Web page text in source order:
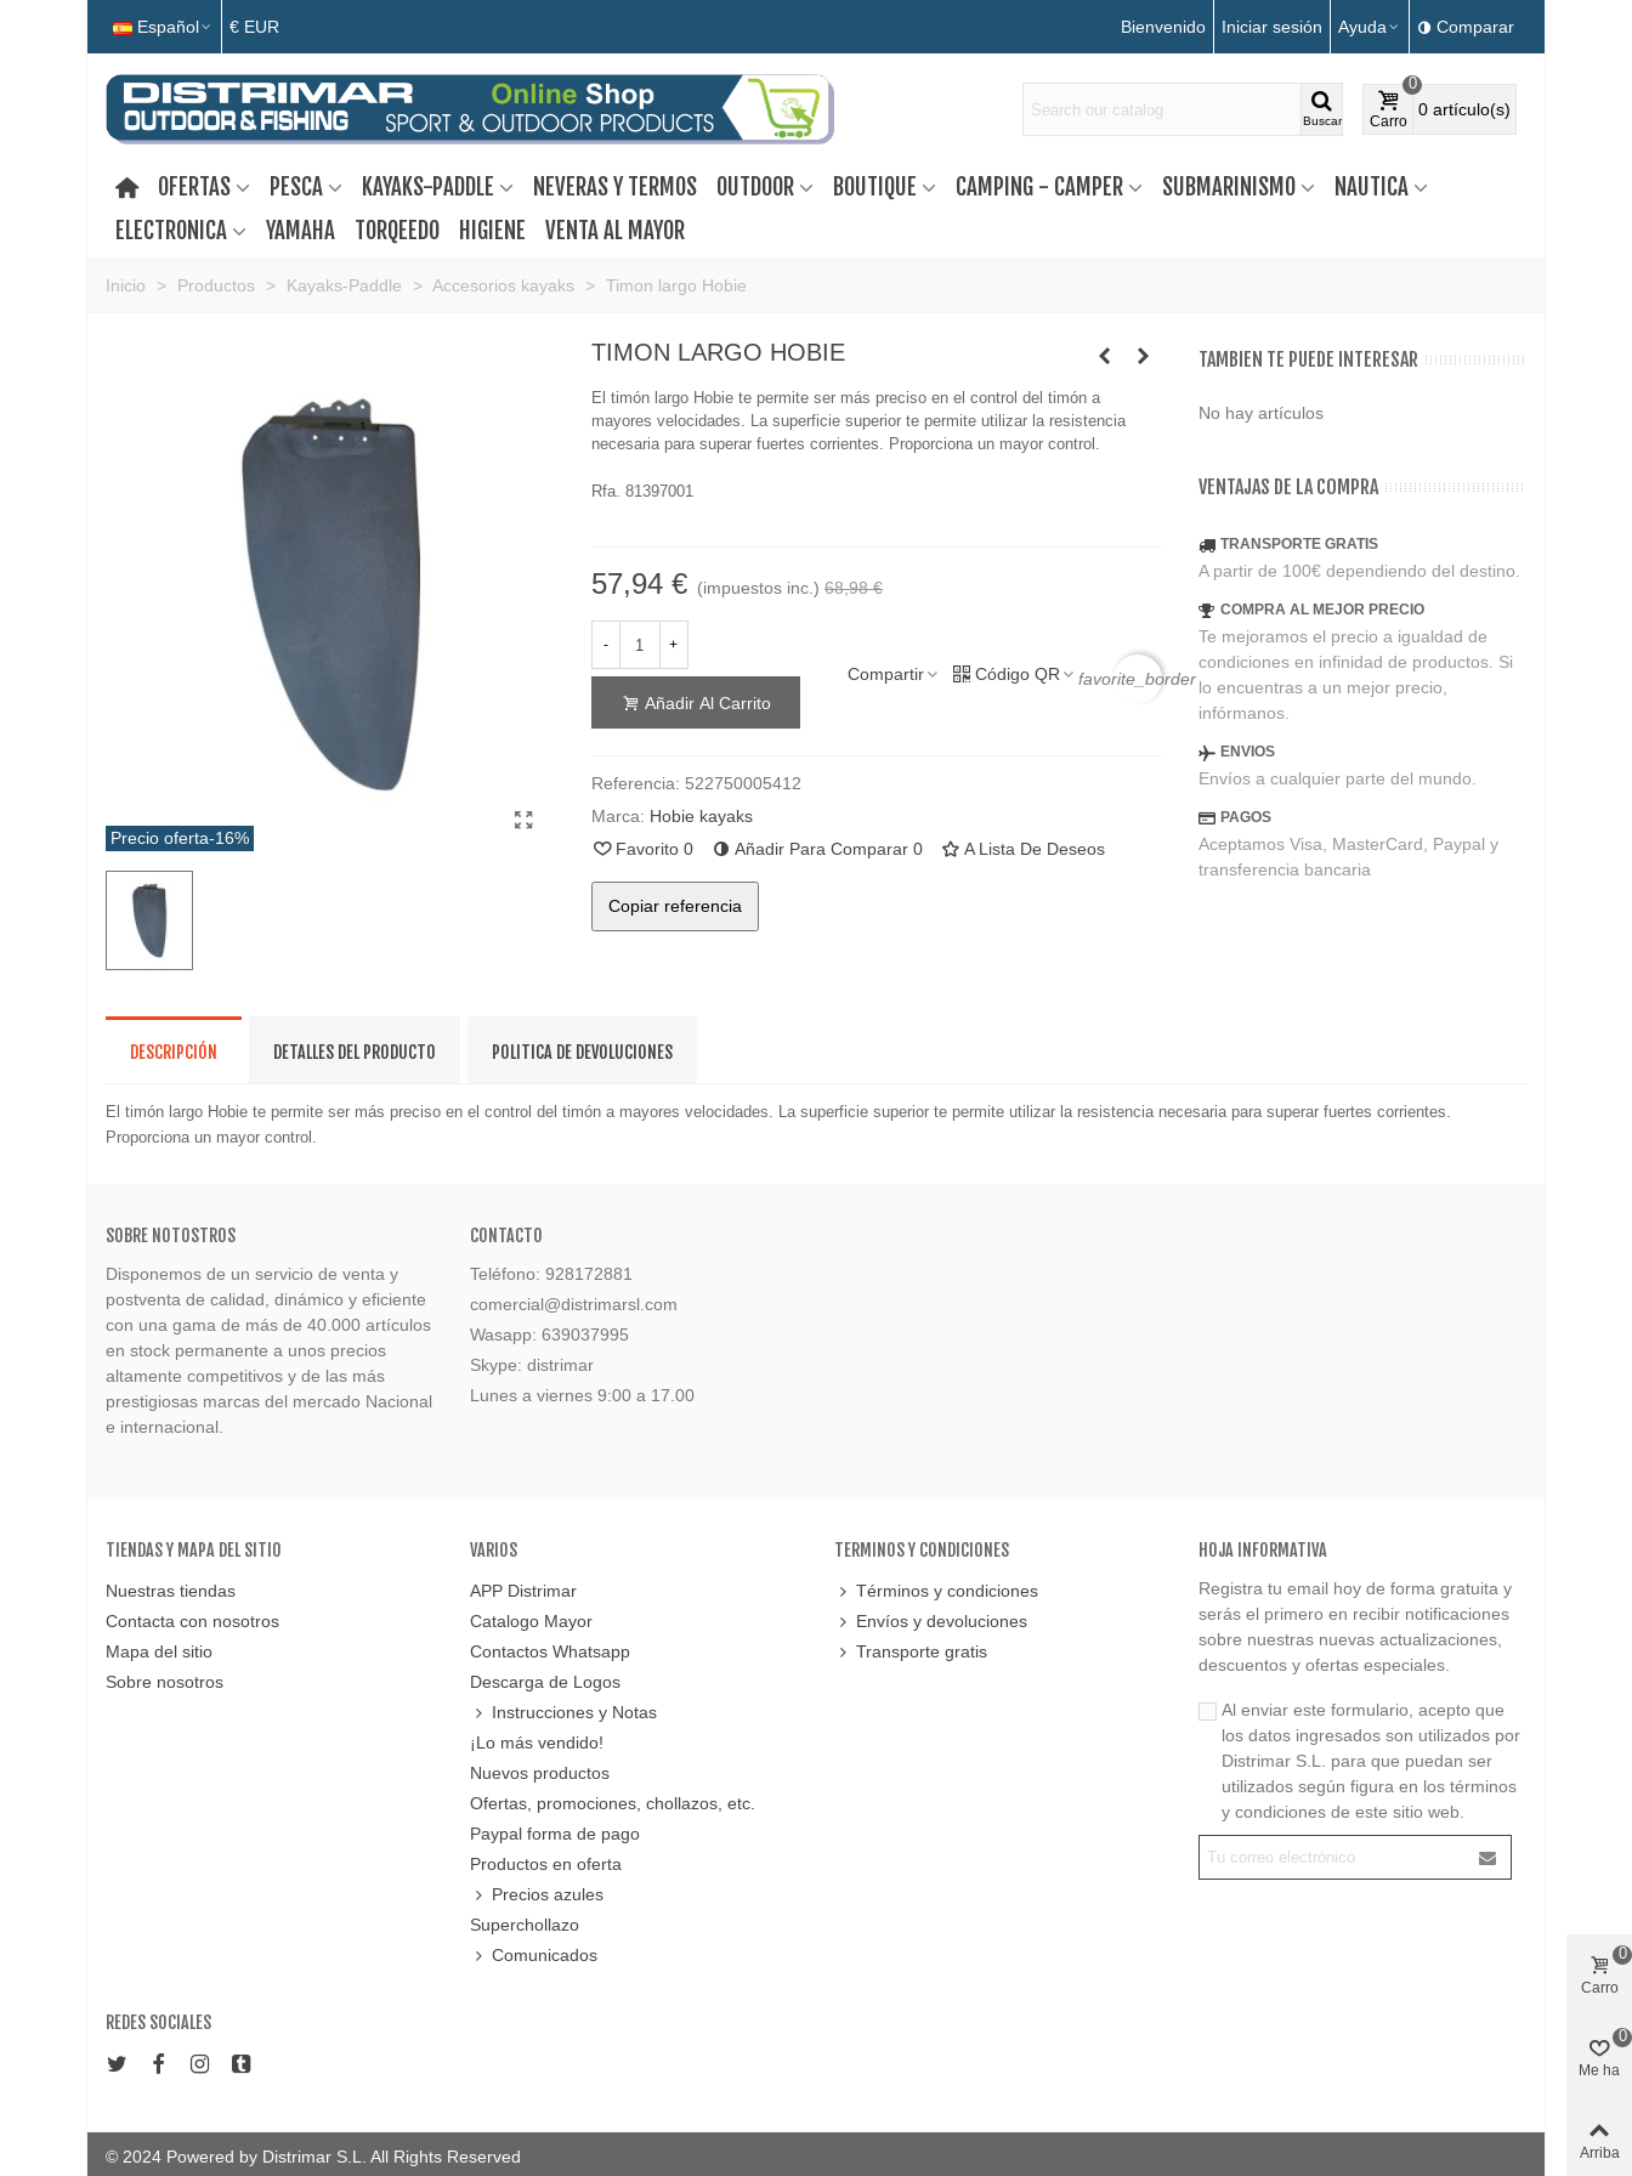
Español € EUR Bienvenido Iniciar sesión Ayuda Comparar
Buscar Carro
0
0 artículo(s)
OFERTAS PESCA KAYAKS-PADDLE NEVERAS Y TERMOS OUTDOOR BOUTIQUE CAMPING - CAMPER SUBMARINISMO
NAUTICA
ELECTRONICA
YAMAHA TORQEEDO HIGIENE VENTA AL MAYOR
Inicio > Productos > Kayaks-Paddle > Accesorios kayaks > Timon largo Hobie
Precio oferta-16%
TIMON LARGO HOBIE
El timón largo Hobie te permite ser más preciso en el control del timón a
mayores velocidades. La superficie superior te permite utilizar la resistencia
necesaria para superar fuertes corrientes. Proporciona un mayor control.
Rfa. 81397001
57,94 € (impuestos inc.) 68,98 €
- +
Añadir Al Carrito
Compartir Código QR favorite_border
Referencia: 522750005412
Marca: Hobie kayaks
Favorito 0 Añadir Para Comparar 0 A Lista De Deseos
Copiar referencia
TAMBIEN TE PUEDE INTERESAR
No hay artículos
VENTAJAS DE LA COMPRA
TRANSPORTE GRATIS
A partir de 100€ dependiendo del destino.
COMPRA AL MEJOR PRECIO
Te mejoramos el precio a igualdad de
condiciones en infinidad de productos. Si
lo encuentras a un mejor precio,
infórmanos.
ENVIOS
Envíos a cualquier parte del mundo.
PAGOS
Aceptamos Visa, MasterCard, Paypal y
transferencia bancaria
DESCRIPCIÓN DETALLES DEL PRODUCTO POLITICA DE DEVOLUCIONES
El timón largo Hobie te permite ser más preciso en el control del timón a mayores velocidades. La superficie superior te permite utilizar la resistencia necesaria para superar fuertes corrientes.
Proporciona un mayor control.
SOBRE NOTOSTROS
Disponemos de un servicio de venta y
postventa de calidad, dinámico y eficiente
con una gama de más de 40.000 artículos
en stock permanente a unos precios
altamente competitivos y de las más
prestigiosas marcas del mercado Nacional
e internacional.
CONTACTO
Teléfono: 928172881
comercial@distrimarsl.com
Wasapp: 639037995
Skype: distrimar
Lunes a viernes 9:00 a 17.00
TIENDAS Y MAPA DEL SITIO
Nuestras tiendas
Contacta con nosotros
Mapa del sitio
Sobre nosotros
VARIOS
APP Distrimar
Catalogo Mayor
Contactos Whatsapp
Descarga de Logos
Instrucciones y Notas
¡Lo más vendido!
Nuevos productos
Ofertas, promociones, chollazos, etc.
Paypal forma de pago
Productos en oferta
Precios azules
Superchollazo
Comunicados
TERMINOS Y CONDICIONES
Términos y condiciones
Envíos y devoluciones
Transporte gratis
HOJA INFORMATIVA
Registra tu email hoy de forma gratuita y
serás el primero en recibir notificaciones
sobre nuestras nuevas actualizaciones,
descuentos y ofertas especiales.
Al enviar este formulario, acepto que
los datos ingresados son utilizados por
Distrimar S.L. para que puedan ser
utilizados según figura en los términos
y condiciones de este sitio web.
REDES SOCIALES
© 2024 Powered by Distrimar S.L. All Rights Reserved
Carro
0
Me ha
0
Arriba